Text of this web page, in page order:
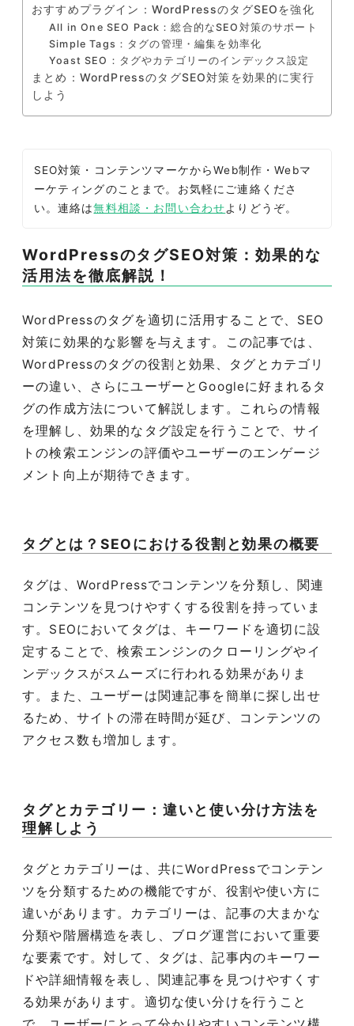
おすすめプラグイン：WordPressのタグSEOを強化
All in One SEO Pack：総合的なSEO対策のサポート
Simple Tags：タグの管理・編集を効率化
Yoast SEO：タグやカテゴリーのインデックス設定
まとめ：WordPressのタグSEO対策を効果的に実行
しよう
SEO対策・コンテンツマーケからWeb制作・Webマ
ーケティングのことまで。お気軽にご連絡くださ
い。連絡は無料相談・お問い合わせよりどうぞ。
WordPressのタグSEO対策：効果的な
活用法を徹底解説！
WordPressのタグを適切に活用することで、SEO
対策に効果的な影響を与えます。この記事では、
WordPressのタグの役割と効果、タグとカテゴリ
ーの違い、さらにユーザーとGoogleに好まれるタ
グの作成方法について解説します。これらの情報
を理解し、効果的なタグ設定を行うことで、サイ
トの検索エンジンの評価やユーザーのエンゲージ
メント向上が期待できます。
タグとは？SEOにおける役割と効果の概要
タグは、WordPressでコンテンツを分類し、関連
コンテンツを見つけやすくする役割を持っていま
す。SEOにおいてタグは、キーワードを適切に設
定することで、検索エンジンのクローリングやイ
ンデックスがスムーズに行われる効果がありま
す。また、ユーザーは関連記事を簡単に探し出せ
るため、サイトの滞在時間が延び、コンテンツの
アクセス数も増加します。
タグとカテゴリー：違いと使い分け方法を
理解しよう
タグとカテゴリーは、共にWordPressでコンテン
ツを分類するための機能ですが、役割や使い方に
違いがあります。カテゴリーは、記事の大まかな
分類や階層構造を表し、ブログ運営において重要
な要素です。対して、タグは、記事内のキーワー
ドや詳細情報を表し、関連記事を見つけやすくす
る効果があります。適切な使い分けを行うこと